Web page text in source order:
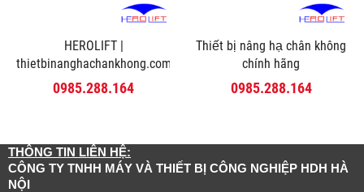
HEROLIFT |
thietbinanghachankhong.com
0985.288.164
Thiết bị nâng hạ chân không
chính hãng
0985.288.164
THÔNG TIN LIÊN HỆ:
CÔNG TY TNHH MÁY VÀ THIẾT BỊ CÔNG NGHIỆP HDH HÀ
NỘI